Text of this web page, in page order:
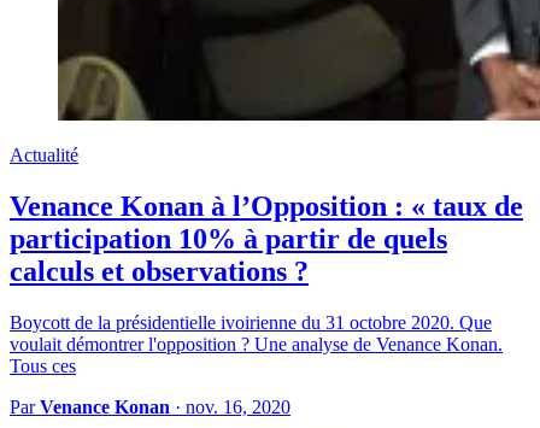
Actualité
Venance Konan à l’Opposition : « taux de
participation 10% à partir de quels
calculs et observations ?
Boycott de la présidentielle ivoirienne du 31 octobre 2020. Que
voulait démontrer l'opposition ? Une analyse de Venance Konan.
Tous ces
ParVenance Konan · nov. 16, 2020